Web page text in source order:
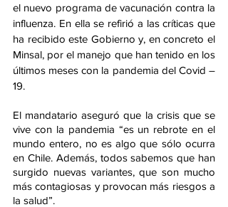
el nuevo programa de vacunación contra la
influenza. En ella se refirió a las críticas que
ha recibido este Gobierno y, en concreto el
Minsal, por el manejo que han tenido en los
últimos meses con la pandemia del Covid –
19.
El mandatario aseguró que la crisis que se
vive con la pandemia “es un rebrote en el
mundo entero, no es algo que sólo ocurra
en Chile. Además, todos sabemos que han
surgido nuevas variantes, que son mucho
más contagiosas y provocan más riesgos a
la salud”.